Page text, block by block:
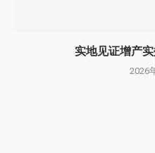
实地见证增产
2026